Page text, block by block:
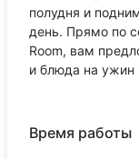
полудня и
день. Прямо по
Room, вам
и блюда на ужин
Время работы